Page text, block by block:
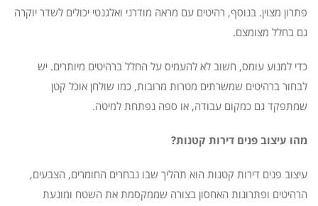
פתרון מצוין. בנוסף, רהיטים עם מראה מודרני ואלגנטי יכולים לשדר יוקרה
גם בחלל מצומצם.
כדי למנוע עומס, חשוב לא להעמיס על החלל ברהיטים מיותרים. יש
לבחור ברהיטים שמשרתים מטרות מרובות, כמו שולחן אוכל קטן
שמתפקד גם כמקום עבודה, או ספה נפתחת למיטה.
מהו עיצוב פנים דירות קטנות?
עיצוב פנים דירות קטנות הוא תהליך שבו נבחרים החומרים, הצבעים,
הרהיטים ופתרונות האחסון בצורה שממקסמת את השטח ומונעת